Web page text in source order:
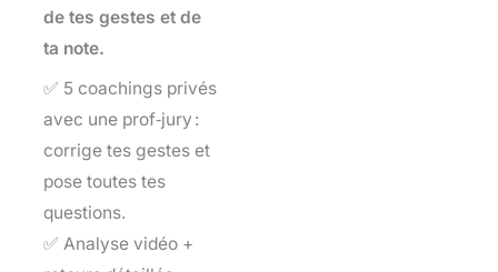
de tes gestes et de
ta note.
✅ 5 coachings privés
avec une prof‑jury :
corrige tes gestes et
pose toutes tes
questions.
✅ Analyse vidéo +